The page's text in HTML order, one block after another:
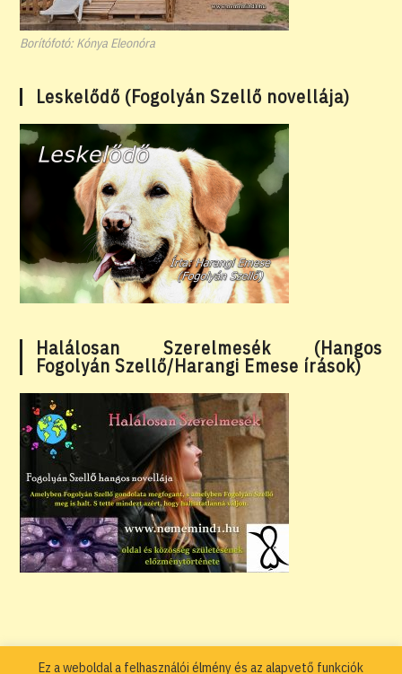
Borítófotó: Kónya Eleonóra
Leskelődő (Fogolyán Szellő novellája)
Halálosan Szerelmesék (Hangos
Fogolyán Szellő/Harangi Emese írások)
Ez a weboldal a felhasználói élmény és az alapvető funkciók